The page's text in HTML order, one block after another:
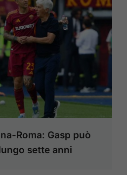
Roma: Gasp può
sette anni